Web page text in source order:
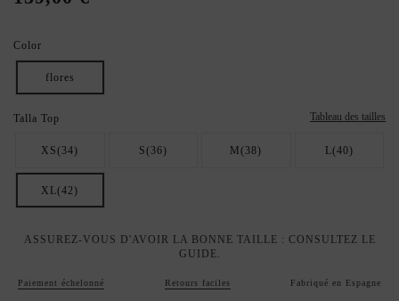
Color
flores
Talla Top Tableau des tailles
XS(34) S(36) M(38) L(40)
XL(42)
ASSUREZ-VOUS D'AVOIR LA BONNE TAILLE : CONSULTEZ LE
GUIDE.
Paiement échelonné Retours faciles Fabriqué en Espagne